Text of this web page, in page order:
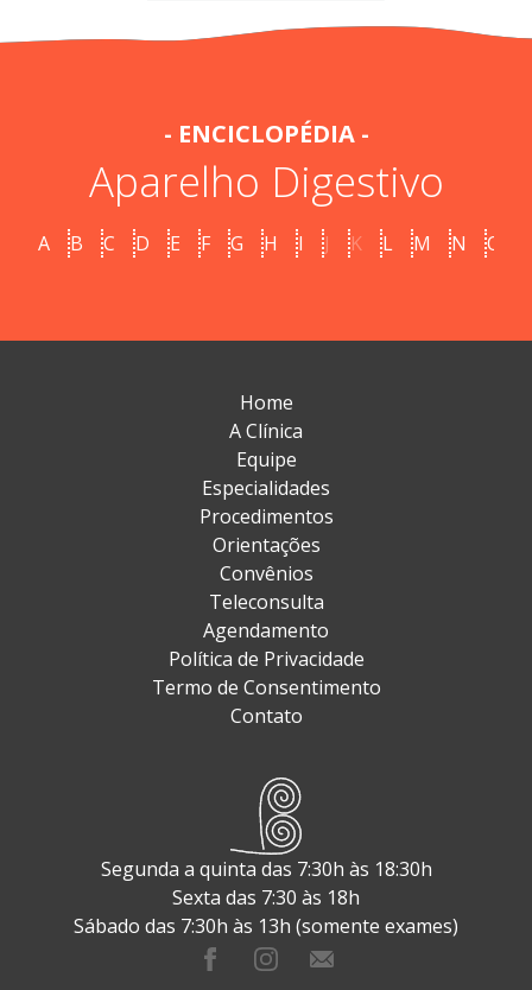
- ENCICLOPÉDIA -
Aparelho Digestivo
A B C D E F G H I J K L M N O
Home
A Clínica
Equipe
Especialidades
Procedimentos
Orientações
Convênios
Teleconsulta
Agendamento
Política de Privacidade
Termo de Consentimento
Contato
Segunda a quinta das 7:30h às 18:30h
Sexta das 7:30 às 18h
Sábado das 7:30h às 13h (somente exames)